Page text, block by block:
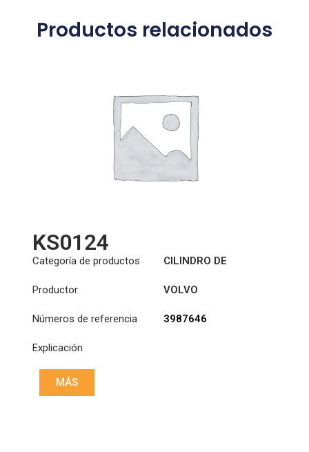
Productos relacionados
KS0124
Categoría de productos
CILINDRO DE
DIRECCIÓN
Productor VOLVO
Números de referencia 3987646
Explicación
MÁS